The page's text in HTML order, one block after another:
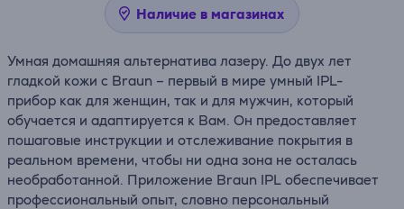
Наличие в магазинах
Умная домашняя альтернатива лазеру. До двух лет
гладкой кожи с Braun – первый в мире умный IPL-
прибор как для женщин, так и для мужчин, который
обучается и адаптируется к Вам. Он предоставляет
пошаговые инструкции и отслеживание покрытия в
реальном времени, чтобы ни одна зона не осталась
необработанной. Приложение Braun IPL обеспечивает
профессиональный опыт, словно персональный